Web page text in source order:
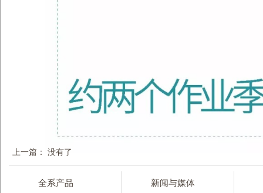
上一篇： 没有了
全系产品 新闻与媒体